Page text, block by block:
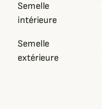
Semelle
intérieure
Semelle
extérieure